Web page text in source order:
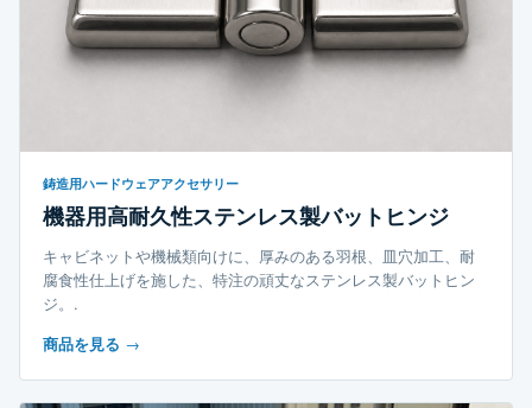
鋳造用ハードウェアアクセサリー
機器用高耐久性ステンレス製バットヒンジ
キャビネットや機械類向けに、厚みのある羽根、皿穴加工、耐
腐食性仕上げを施した、特注の頑丈なステンレス製バットヒン
ジ。.
商品を見る →